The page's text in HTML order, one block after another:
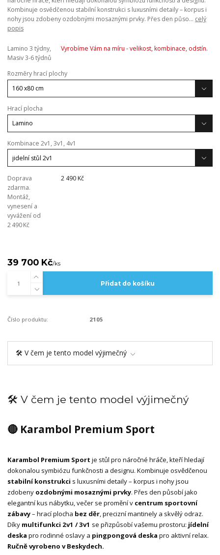
Kombinuje osvědčenou stabilní konstrukci s luxusními detaily – korpus i
nohy jsou zdobeny ozdobnými mosaznými prvky. Přes den půso... celý
popis
Lamino 3 týdny,
Masiv 3-6 týdnů
Vyrobíme Vám na míru - velikost, kombinace, odstín.
Rozměry hrací plochy
Hrací plocha
Kombinace 2v1, 3v1, 4v1
Doprava
zdarma.
Montáž,
vynesení a
vyvážení od
2 490 Kč
2 490 Kč
39 700 Kč/ks
Přidat do košíku
Číslo produktu: 2105
🛠️ V čem je tento model výjimečný
🛠️ V čem je tento model výjimečný
🔴 Karambol Premium Sport
Karambol Premium Sport je stůl pro náročné hráče, kteří hledají
dokonalou symbiózu funkčnosti a designu. Kombinuje osvědčenou
stabilní konstrukci s luxusními detaily – korpus i nohy jsou
zdobeny ozdobnými mosaznými prvky. Přes den působí jako
elegantní kus nábytku, večer se promění v centrum sportovní
zábavy– hrací plocha bez děr, precizní mantinely a skvělý odraz.
Díky multifunkci 2v1 / 3v1 se přizpůsobí vašemu prostoru: jídelní
deska pro rodinné oslavy a pingpongová deska pro aktivní relax.
Ručně vyrobeno v Beskydech.